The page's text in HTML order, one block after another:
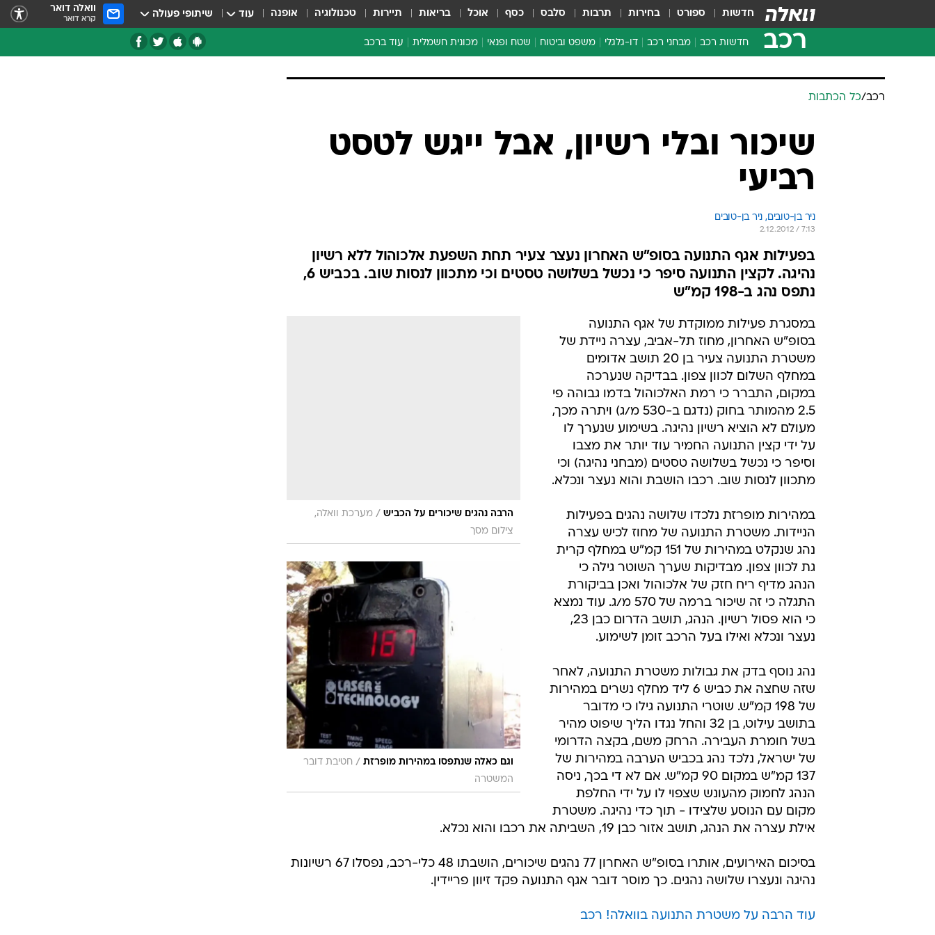
חדשות ספורט בחירות תרבות סלבס כסף אוכל בריאות תיירות טכנולוגיה אופנה עוד שיתופי פעולה וואלה דואר
קרא דואר
רכב חדשות רכב מבחני רכב דו-גלגלי משפט וביטוח שטח ופנאי מכונית חשמלית עוד ברכב
מבצעים חמים
מבחנים ארוכי טווח
ספורט מוטורי
צרכנות
רכב/כל הכתבות
שיכור ובלי רשיון, אבל ייגש לטסט
רביעי
ניר בן-טובים, ניר בן-טובים
2.12.2012 / 7:13
בפעילות אגף התנועה בסופ"ש האחרון נעצר צעיר תחת השפעת אלכוהול ללא רשיון
נהיגה. לקצין התנועה סיפר כי נכשל בשלושה טסטים וכי מתכוון לנסות שוב. בכביש 6,
נתפס נהג ב-198 קמ"ש
הרבה נהגים שיכורים על הכביש / מערכת וואלה,
צילום מסך
וגם כאלה שנתפסו במהירות מופרזת / חטיבת דובר
המשטרה
במסגרת פעילות ממוקדת של אגף התנועה
בסופ"ש האחרון, מחוז תל-אביב, עצרה ניידת של
משטרת התנועה צעיר בן 20 תושב אדומים
במחלף השלום לכוון צפון. בבדיקה שנערכה
במקום, התברר כי רמת האלכוהול בדמו גבוהה פי
2.5 מהמותר בחוק (נדגם ב-530 מ/ג) ויתרה מכך,
מעולם לא הוציא רשיון נהיגה. בשימוע שנערך לו
על ידי קצין התנועה החמיר עוד יותר את מצבו
וסיפר כי נכשל בשלושה טסטים (מבחני נהיגה) וכי
מתכוון לנסות שוב. רכבו הושבת והוא נעצר ונכלא.
במהירות מופרזת נלכדו שלושה נהגים בפעילות
הניידות. משטרת התנועה של מחוז לכיש עצרה
נהג שנקלט במהירות של 151 קמ"ש במחלף קרית
גת לכוון צפון. מבדיקות שערך השוטר גילה כי
הנהג מדיף ריח חזק של אלכוהול ואכן בביקורת
התגלה כי זה שיכור ברמה של 570 מ/ג. עוד נמצא
כי הוא פסול רשיון. הנהג, תושב הדרום כבן 23,
נעצר ונכלא ואילו בעל הרכב זומן לשימוע.
נהג נוסף בדק את גבולות משטרת התנועה, לאחר
שזה שחצה את כביש 6 ליד מחלף נשרים במהירות
של 198 קמ"ש. שוטרי התנועה גילו כי מדובר
בתושב עילוט, בן 32 והחל נגדו הליך שיפוט מהיר
בשל חומרת העבירה. הרחק משם, בקצה הדרומי
של ישראל, נלכד נהג בכביש הערבה במהירות של
137 קמ"ש במקום 90 קמ"ש. אם לא די בכך, ניסה
הנהג לחמוק מהעונש שצפוי לו על ידי החלפת
מקום עם הנוסע שלצידו - תוך כדי נהיגה. משטרת
אילת עצרה את הנהג, תושב אזור כבן 19, השביתה את רכבו והוא נכלא.
בסיכום האירועים, אותרו בסופ"ש האחרון 77 נהגים שיכורים, הושבתו 48 כלי-רכב, נפסלו 67 רשיונות
נהיגה ונעצרו שלושה נהגים. כך מוסר דובר אגף התנועה פקד זיוון פריידין.
עוד הרבה על משטרת התנועה בוואלה! רכב